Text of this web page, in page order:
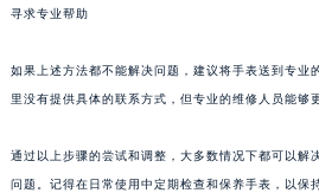
寻求专业帮助
如果上述方法都不能解决问题，建议将手表送到专业
里没有提供具体的联系方式，但专业的维修人员能够
通过以上步骤的尝试和调整，大多数情况下都可以解
问题。记得在日常使用中定期检查和保养手表，以保